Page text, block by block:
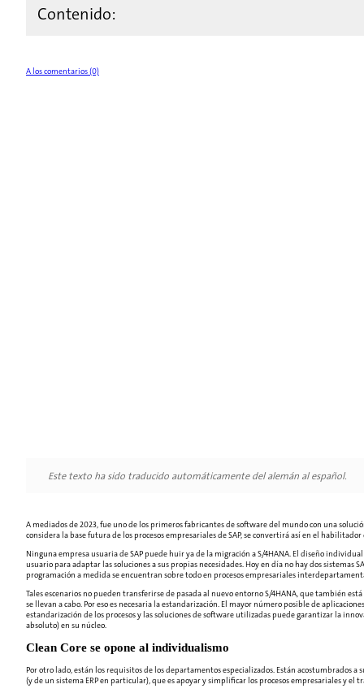
Contenido:
A los comentarios (0)
Este texto ha sido traducido automáticamente del alemán al español.
A mediados de 2023, fue uno de los primeros fabricantes de software del mundo con una
considera la base futura de los procesos empresariales de SAP, se convertirá así en el
Ninguna empresa usuaria de SAP puede huir ya de la migración a S/4HANA. El diseño
usuario para adaptar las soluciones a sus propias necesidades. Hoy en día no hay dos
programación a medida se encuentran sobre todo en procesos empresariales
Tales escenarios no pueden transferirse de pasada al nuevo entorno S/4HANA, que también
se llevan a cabo. Por eso es necesaria la estandarización. El mayor número posible de
estandarización de los procesos y las soluciones de software utilizadas puede garantizar la
absoluto) en su núcleo.
Clean Core se opone al individualismo
Por otro lado, están los requisitos de los departamentos especializados. Están acostumbrados
(y de un sistema ERP en particular), que es apoyar y simplificar los procesos empresariales y el